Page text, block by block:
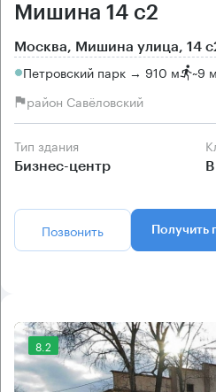
Мишина 14 с2
Москва, Мишина улица, 14
Петровский парк → 910 м ~9
район Савёловский
Тип здания
Бизнес-центр B
Позвонить Получить
8.2